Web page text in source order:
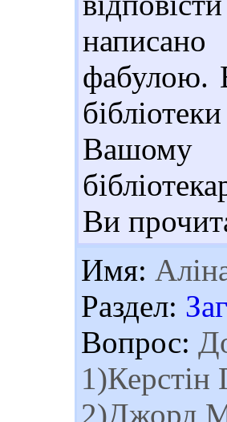
фабулою.
Вашому
Ви
Имя:
Раздел:
Вопрос:
1)Керстін
2)Джорд